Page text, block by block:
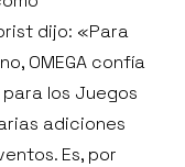
dijo: «Para
OMEGA confía
los Juegos
adiciones
Es, por